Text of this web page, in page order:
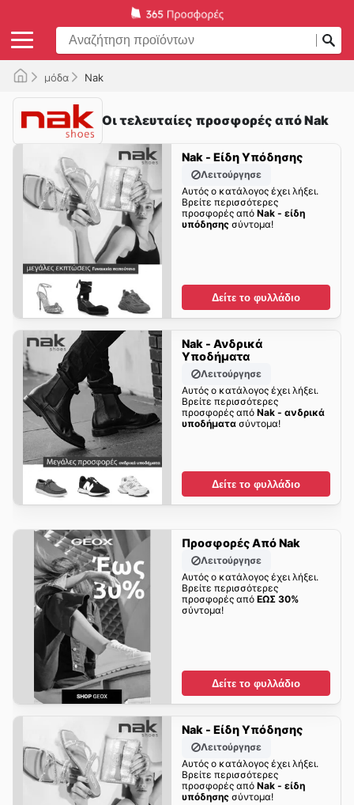
μόδα Nak
Οι τελευταίες προσφορές από Nak
Nak - Είδη Υπόδησης
Λειτούργησε
Αυτός ο κατάλογος έχει λήξει.
Βρείτε περισσότερες
προσφορές από Nak - είδη
υπόδησηςσύντομα!
Δείτε το φυλλάδιο
Nak - Ανδρικά
Υποδήματα
Λειτούργησε
Αυτός ο κατάλογος έχει λήξει.
Βρείτε περισσότερες
προσφορές από Nak - ανδρικά
υποδήματασύντομα!
Δείτε το φυλλάδιο
Προσφορές Από Nak
Λειτούργησε
Αυτός ο κατάλογος έχει λήξει.
Βρείτε περισσότερες
προσφορές από ΕΩΣ 30%
σύντομα!
Δείτε το φυλλάδιο
Nak - Είδη Υπόδησης
Λειτούργησε
Αυτός ο κατάλογος έχει λήξει.
Βρείτε περισσότερες
προσφορές από Nak - είδη
υπόδησηςσύντομα!